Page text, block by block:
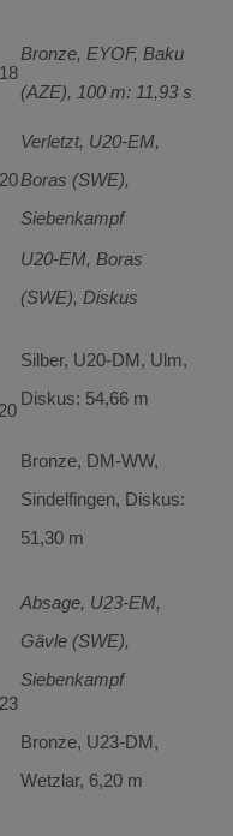
Bronze, EYOF, Baku
(AZE), 100 m: 11,93 s
Verletzt, U20-EM,
Boras (SWE),
Siebenkampf
U20-EM, Boras
(SWE), Diskus
Silber, U20-DM, Ulm,
Diskus: 54,66 m
Bronze, DM-WW,
Sindelfingen, Diskus:
51,30 m
Absage, U23-EM,
Gävle (SWE),
Siebenkampf
Bronze, U23-DM,
Wetzlar, 6,20 m